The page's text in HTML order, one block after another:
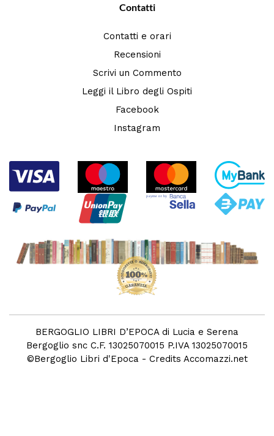
Contatti
Contatti e orari
Recensioni
Scrivi un Commento
Leggi il Libro degli Ospiti
Facebook
Instagram
BERGOGLIO LIBRI D’EPOCA di Lucia e Serena
Bergoglio snc C.F. 13025070015 P.IVA 13025070015
©Bergoglio Libri d'Epoca - Credits Accomazzi.net